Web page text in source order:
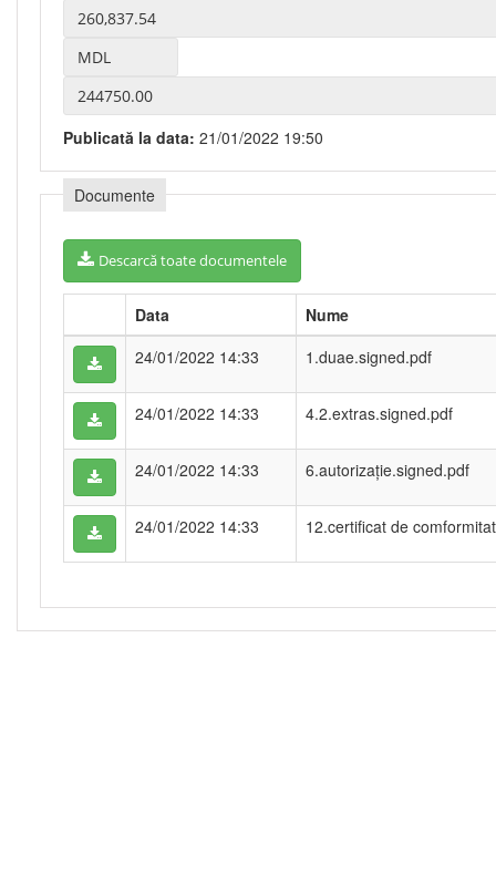
Publicată la data: 21/01/2022 19:50
Documente
Descarcă toate documentele
Data
Nume
24/01/2022 14:33
1.duae.signed.pdf
24/01/2022 14:33 4.2.extras.signed.pdf
24/01/2022 14:33 6.autorizație.signed.pdf
24/01/2022 14:33 12.certificat de